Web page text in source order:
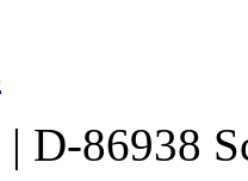
D-86938